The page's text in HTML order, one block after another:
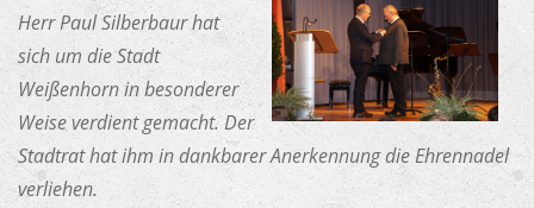
Herr Paul Silberbaur hat
sich um die Stadt
Weißenhorn in besonderer
Weise verdient gemacht. Der
Stadtrat hat ihm in dankbarer Anerkennung die Ehrennadel
verliehen.